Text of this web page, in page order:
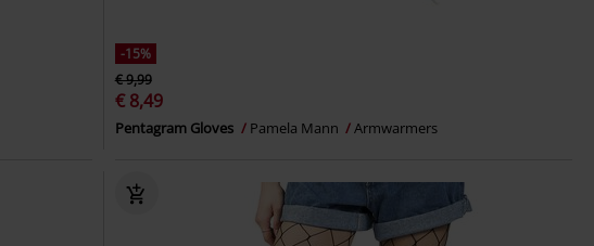
-15%
€ 9,99
€ 8,49
Pentagram Gloves Pamela Mann Armwarmers